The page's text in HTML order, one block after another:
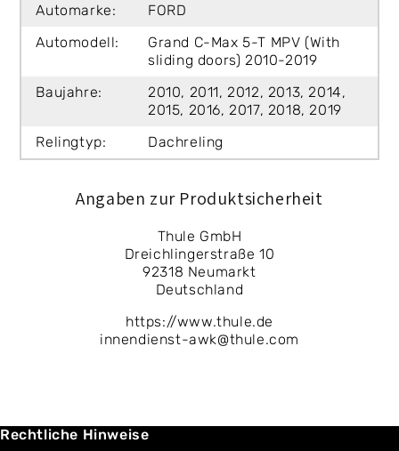
Automarke:
FORD
Automodell:
Grand C-Max 5-T MPV (With
sliding doors) 2010-2019
Baujahre:
2010, 2011, 2012, 2013, 2014,
2015, 2016, 2017, 2018, 2019
Relingtyp:
Dachreling
Angaben zur Produktsicherheit
Thule GmbH
Dreichlingerstraße 10
92318 Neumarkt
Deutschland
https://www.thule.de
innendienst-awk@thule.com
Rechtliche Hinweise